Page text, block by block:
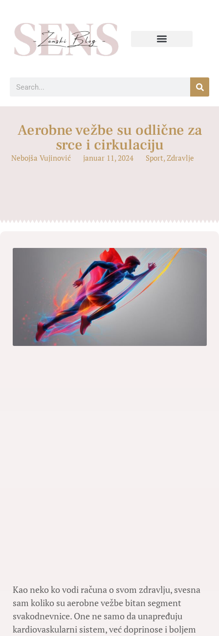
Aerobne vežbe su odlične za
srce i cirkulaciju
Nebojša Vujinović januar 11, 2024 Sport,Zdravlje
Kao neko ko vodi računa o svom zdravlju, svesna
sam koliko su aerobne vežbe bitan segment
svakodnevnice. One ne samo da unapređuju
kardiovaskularni sistem, već doprinose i boljem